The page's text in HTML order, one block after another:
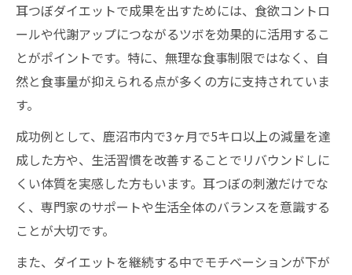
耳つぼダイエットで成果を出すためには、食欲コントロ
ールや代謝アップにつながるツボを効果的に活用するこ
とがポイントです。特に、無理な食事制限ではなく、自
然と食事量が抑えられる点が多くの方に支持されていま
す。
成功例として、鹿沼市内で3ヶ月で5キロ以上の減量を達
成した方や、生活習慣を改善することでリバウンドしに
くい体質を実感した方もいます。耳つぼの刺激だけでな
く、専門家のサポートや生活全体のバランスを意識する
ことが大切です。
また、ダイエットを継続する中でモチベーションが下が